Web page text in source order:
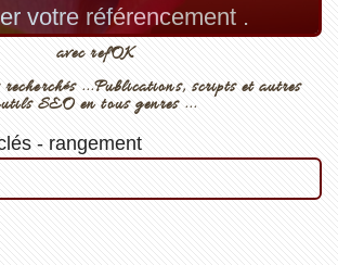
votre référencement .
avec refOK
...Publications, scripts et autres
SEO en tous genres ...
- rangement